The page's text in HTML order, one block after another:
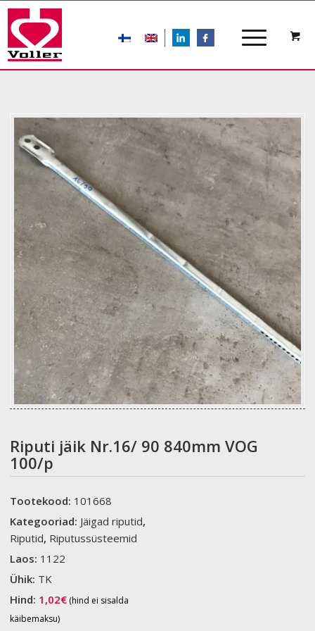
LIn
Riputi jäik Nr.16/ 90 840mm VOG
100/p
Tootekood: 101668
Kategooriad: Jäigad riputid,
Riputid, Riputussüsteemid
Laos: 1122
Ühik: TK
Hind: 1,02€ (hind ei sisalda
käibemaksu)